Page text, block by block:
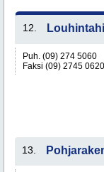
12.
Puh. (09) 274 5060
Faksi (09) 2745 0620
13.